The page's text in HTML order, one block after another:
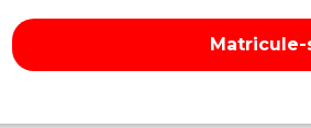
Matricule-